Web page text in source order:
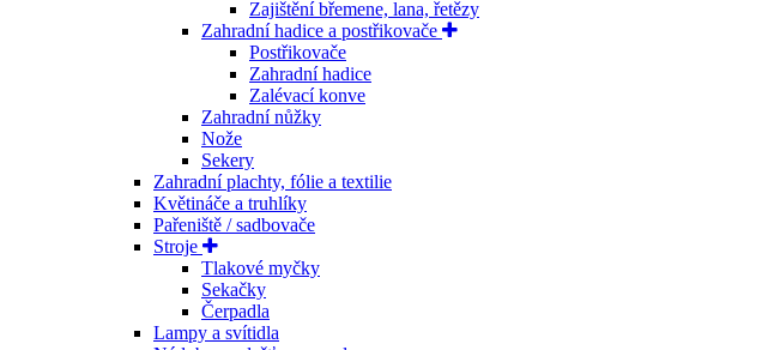
Zajištění břemene, lana, řetězy
Zahradní hadice a postřikovače
Postřikovače
Zahradní hadice
Zalévací konve
Zahradní nůžky
Nože
Sekery
Zahradní plachty, fólie a textilie
Květináče a truhlíky
Pařeniště / sadbovače
Stroje
Tlakové myčky
Sekačky
Čerpadla
Lampy a svítidla